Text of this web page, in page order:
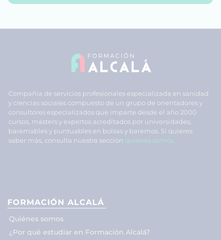
Compañía de servicios profesionales especializada en sanidad
y ciencias sociales compuesto de un grupo de orientadores y
consultores especializados que imparte desde el año 2000
cursos, másters y expertos acreditados por universidades,
baremables y puntuables en bolsas y baremos. Si quieres
saber más, consulta nuestra sección quiénes somos
FORMACIÓN ALCALÁ
Quiénes somos
¿Por qué estudiar en Formación Alcalá?